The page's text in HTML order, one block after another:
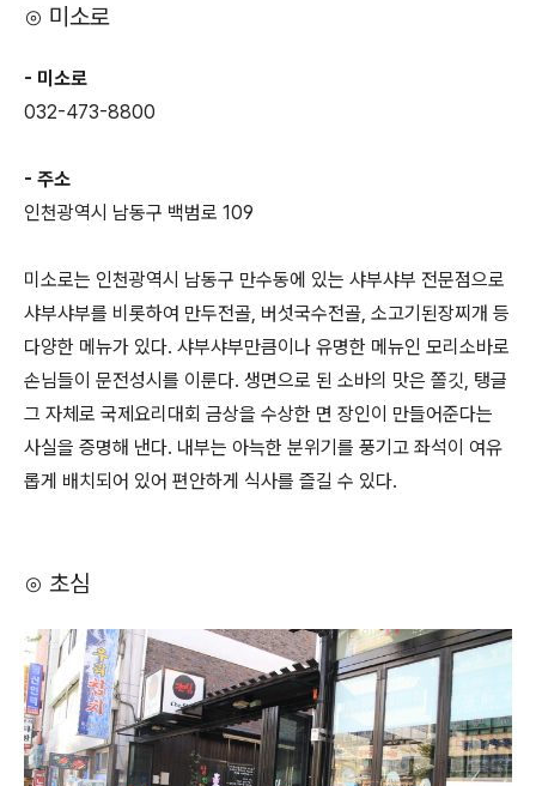
⊙ 미소로
- 미소로
032-473-8800
- 주소
인천광역시 남동구 백범로 109
미소로는 인천광역시 남동구 만수동에 있는 샤부샤부 전문점으로
샤부샤부를 비롯하여 만두전골, 버섯국수전골, 소고기된장찌개 등
다양한 메뉴가 있다. 샤부샤부만큼이나 유명한 메뉴인 모리소바로
손님들이 문전성시를 이룬다. 생면으로 된 소바의 맛은 쫄깃, 탱글
그 자체로 국제요리대회 금상을 수상한 면 장인이 만들어준다는
사실을 증명해 낸다. 내부는 아늑한 분위기를 풍기고 좌석이 여유
롭게 배치되어 있어 편안하게 식사를 즐길 수 있다.
⊙ 초심